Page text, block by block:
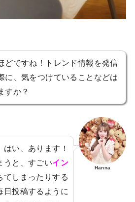
どですね！トレンド情報を発信
に、気をつけていることなどは
すか？
はい、あります！
うと、すごいイン
てしまったりする
日投稿するように
Hanna